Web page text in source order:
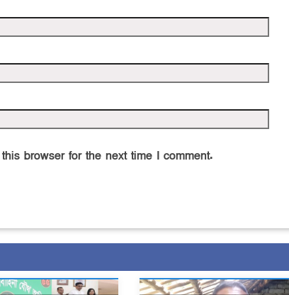
browser for the next time I comment.